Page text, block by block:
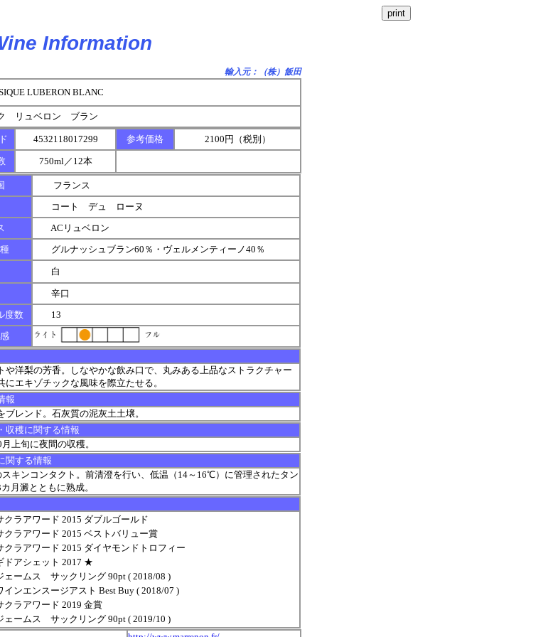
Information
輸入元：（株）飯田
LUBERON BLANC
リュベロン ブラン
4532118017299 参考価格 2100円（税別）
750ml／12本
フランス
コート デュ ローヌ
ACリュベロン
グルナッシュブラン60％・ヴェルメンティーノ40％
白
辛口
度数
13
や洋梨の芳香。しなやかな飲み口で、丸みある上品なストラクチャー
にエキゾチックな風味を際立たせる。
報
ブレンド。石灰質の泥灰土土壌。
収穫に関する情報
上旬に夜間の収穫。
関する情報
スキンコンタクト。前清澄を行い、低温（14～16℃）に管理されたタン
月澱とともに熟成。
クラアワード 2015 ダブルゴールド
クラアワード 2015 ベストバリュー賞
クラアワード 2015 ダイヤモンドトロフィー
ドアシェット 2017 ★
ェームス サックリング 90pt ( 2018/08 )
インエンスージアスト Best Buy ( 2018/07 )
クラアワード 2019 金賞
ェームス サックリング 90pt ( 2019/10 )